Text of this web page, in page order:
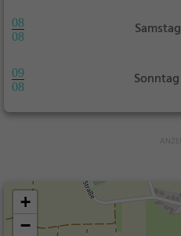
08
08
Samstag
09
08
Sonntag
+
−